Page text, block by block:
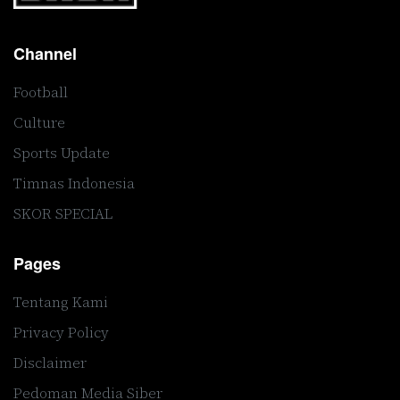
Channel
Football
Culture
Sports Update
Timnas Indonesia
SKOR SPECIAL
Pages
Tentang Kami
Privacy Policy
Disclaimer
Pedoman Media Siber